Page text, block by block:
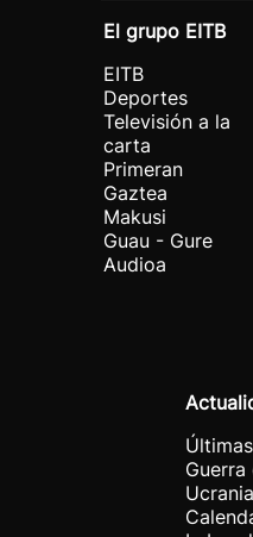
El grupo EITB
EITB
Deportes
Televisión a la
carta
Primeran
Gaztea
Makusi
Guau - Gure
Audioa
Guerra
Ucrania